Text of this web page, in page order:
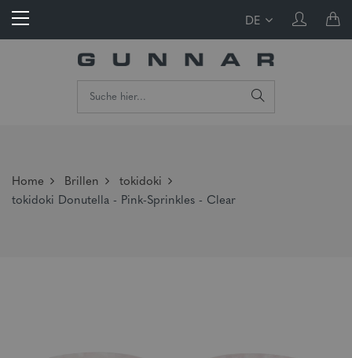
DE
Home Brillen
tokidoki
tokidoki Donutella - Pink-Sprinkles - Clear